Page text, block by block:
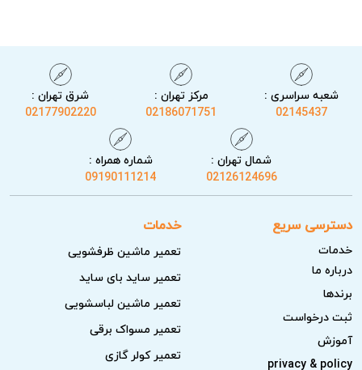
نکات مهم قبل از درخواست تعمیر آبسردکن
هیوندای
قبل از ثبت درخواست تعمیر آبسردکن هیوندای، برخی
شعبه سراسری :
02145437
مرکز تهران :
02186071751
شرق تهران :
02177902220
شمال تهران :
02126124696
شماره همراه :
09190111214
دسترسی سریع
خدمات
درباره ما
برندها
ثبت درخواست
آموزش
privacy & policy
خدمات
تعمیر ماشین ظرفشویی
تعمیر ساید بای ساید
تعمیر ماشین لباسشویی
تعمیر مسواک برقی
تعمیر کولر گازی